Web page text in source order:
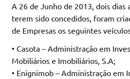
A 26 de Junho de 2013, dois dias
terem sido concedidos, foram
de Empresas os seguintes
• Casota – Administração em
Mobiliários e Imobiliários, S.A;
• Enignimob – Administração em